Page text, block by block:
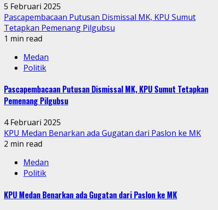
5 Februari 2025
Pascapembacaan Putusan Dismissal MK, KPU Sumut
Tetapkan Pemenang Pilgubsu
1 min read
Medan
Politik
Pascapembacaan Putusan Dismissal MK, KPU Sumut Tetapkan
Pemenang Pilgubsu
4 Februari 2025
KPU Medan Benarkan ada Gugatan dari Paslon ke MK
2 min read
Medan
Politik
KPU Medan Benarkan ada Gugatan dari Paslon ke MK